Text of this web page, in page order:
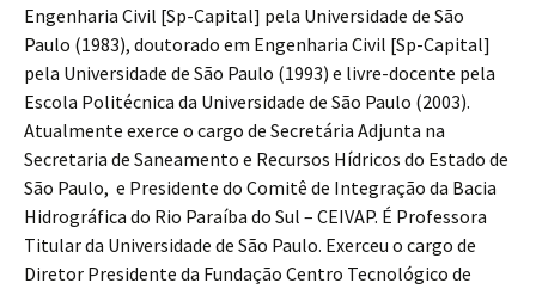
Engenharia Civil [Sp-Capital] pela Universidade de São
Paulo (1983), doutorado em Engenharia Civil [Sp-Capital]
pela Universidade de São Paulo (1993) e livre-docente pela
Escola Politécnica da Universidade de São Paulo (2003).
Atualmente exerce o cargo de Secretária Adjunta na
Secretaria de Saneamento e Recursos Hídricos do Estado de
São Paulo, e Presidente do Comitê de Integração da Bacia
Hidrográfica do Rio Paraíba do Sul – CEIVAP. É Professora
Titular da Universidade de São Paulo. Exerceu o cargo de
Diretor Presidente da Fundação Centro Tecnológico de